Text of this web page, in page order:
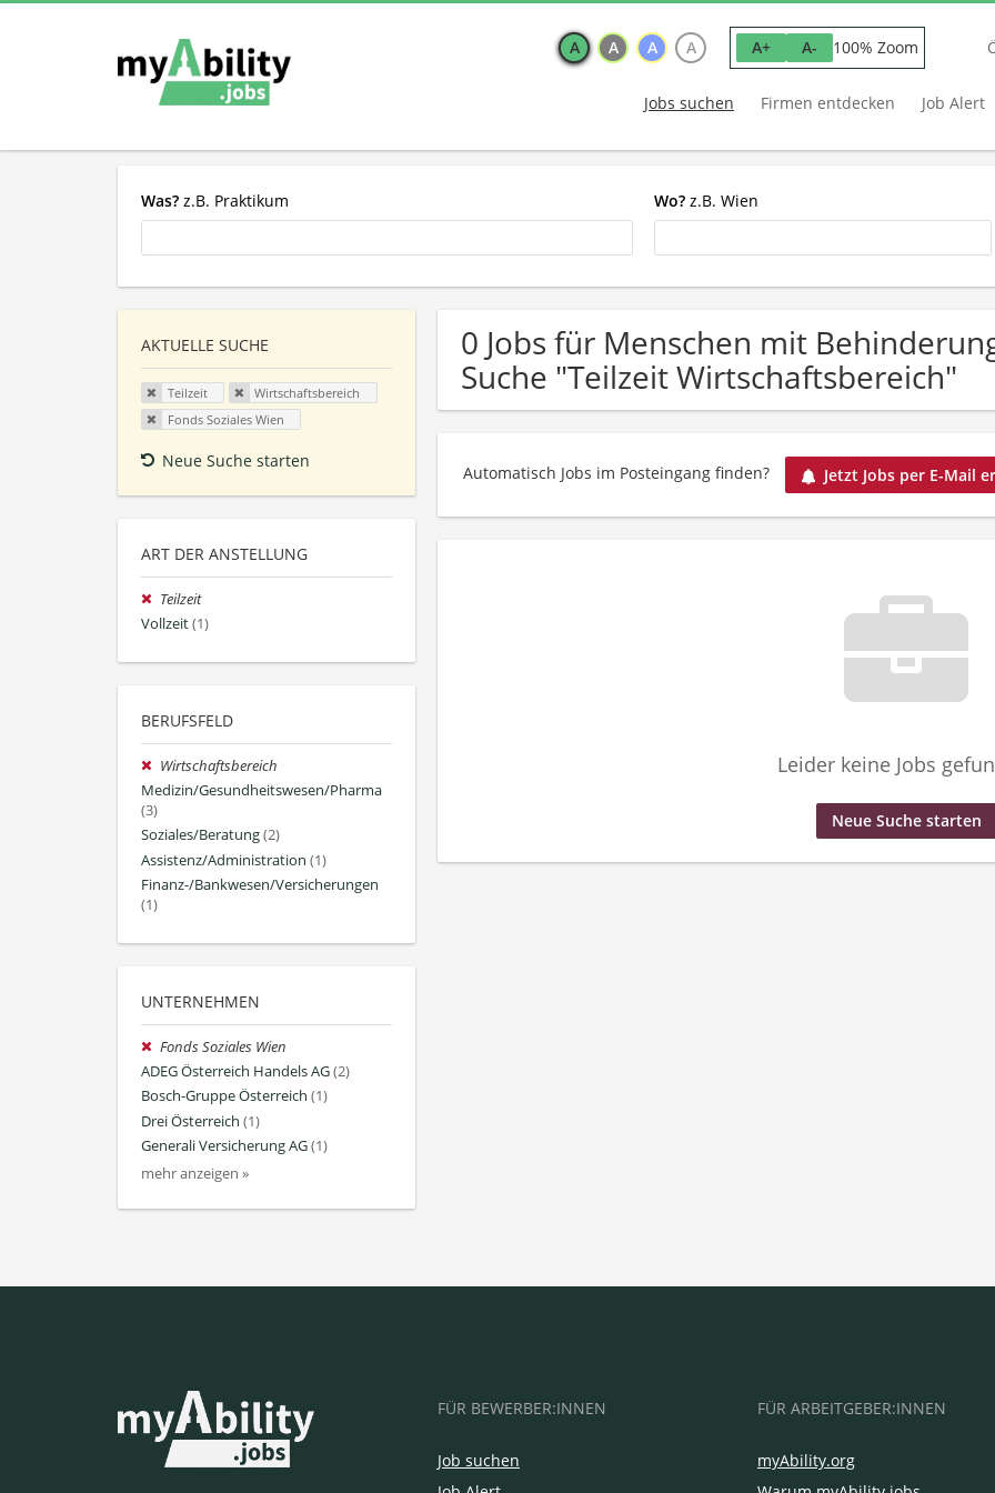
A A A A A+ A- 100% Zoom
Jobs suchen Firmen entdecken Job Alert
Was? z.B. Praktikum Wo? z.B. Wien
AKTUELLE SUCHE
Teilzeit
Wirtschaftsbereich
Fonds Soziales Wien
Neue Suche starten
ART DER ANSTELLUNG
Teilzeit
Vollzeit(1)
BERUFSFELD
Wirtschaftsbereich
Medizin/Gesundheitswesen/Pharma
(3)
Soziales/Beratung(2)
Assistenz/Administration (1)
Finanz-/Bankwesen/Versicherungen
(1)
UNTERNEHMEN
Fonds Soziales Wien
ADEG Österreich Handels AG(2)
Bosch-Gruppe Österreich (1)
Drei Österreich (1)
Generali Versicherung AG(1)
mehr anzeigen »
0 Jobs für Menschen mit
Suche "Teilzeit Wirtschaftsbereich"
Automatisch Jobs im Posteingang finden? Jetzt Jobs per E-Mail
Leider keine Jobs
Neue Suche starten
FÜR BEWERBER:INNEN
Job suchen
FÜR ARBEITGEBER:INNEN
myAbility.org